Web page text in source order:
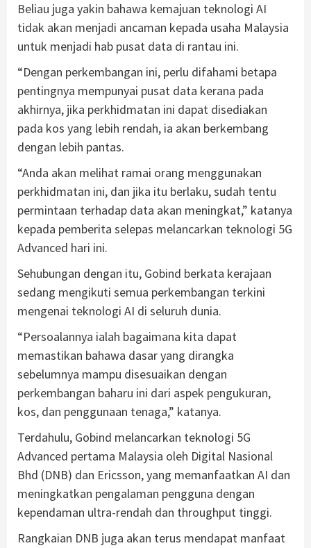
Beliau juga yakin bahawa kemajuan teknologi AI
tidak akan menjadi ancaman kepada usaha Malaysia
untuk menjadi hab pusat data di rantau ini.
“Dengan perkembangan ini, perlu difahami betapa
pentingnya mempunyai pusat data kerana pada
akhirnya, jika perkhidmatan ini dapat disediakan
pada kos yang lebih rendah, ia akan berkembang
dengan lebih pantas.
“Anda akan melihat ramai orang menggunakan
perkhidmatan ini, dan jika itu berlaku, sudah tentu
permintaan terhadap data akan meningkat,” katanya
kepada pemberita selepas melancarkan teknologi 5G
Advanced hari ini.
Sehubungan dengan itu, Gobind berkata kerajaan
sedang mengikuti semua perkembangan terkini
mengenai teknologi AI di seluruh dunia.
“Persoalannya ialah bagaimana kita dapat
memastikan bahawa dasar yang dirangka
sebelumnya mampu disesuaikan dengan
perkembangan baharu ini dari aspek pengukuran,
kos, dan penggunaan tenaga,” katanya.
Terdahulu, Gobind melancarkan teknologi 5G
Advanced pertama Malaysia oleh Digital Nasional
Bhd (DNB) dan Ericsson, yang memanfaatkan AI dan
meningkatkan pengalaman pengguna dengan
kependaman ultra-rendah dan throughput tinggi.
Rangkaian DNB juga akan terus mendapat manfaat